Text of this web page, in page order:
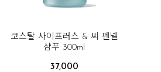
코스탈 사이프러스 & 씨 펜넬
샴푸 300ml
37,000